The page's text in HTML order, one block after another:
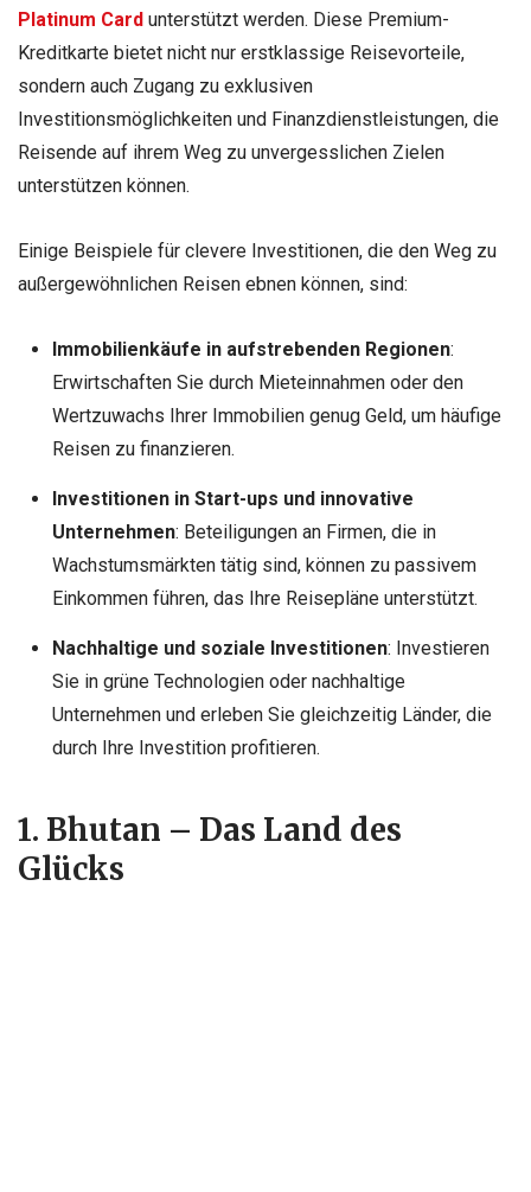
Platinum Card unterstützt werden. Diese Premium-
Kreditkarte bietet nicht nur erstklassige Reisevorteile,
sondern auch Zugang zu exklusiven
Investitionsmöglichkeiten und Finanzdienstleistungen, die
Reisende auf ihrem Weg zu unvergesslichen Zielen
unterstützen können.
Einige Beispiele für clevere Investitionen, die den Weg zu
außergewöhnlichen Reisen ebnen können, sind:
Immobilienkäufe in aufstrebenden Regionen:
Erwirtschaften Sie durch Mieteinnahmen oder den
Wertzuwachs Ihrer Immobilien genug Geld, um häufige
Reisen zu finanzieren.
Investitionen in Start-ups und innovative
Unternehmen: Beteiligungen an Firmen, die in
Wachstumsmärkten tätig sind, können zu passivem
Einkommen führen, das Ihre Reisepläne unterstützt.
Nachhaltige und soziale Investitionen: Investieren
Sie in grüne Technologien oder nachhaltige
Unternehmen und erleben Sie gleichzeitig Länder, die
durch Ihre Investition profitieren.
1. Bhutan – Das Land des
Glücks